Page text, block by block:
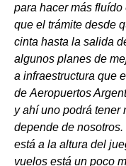
para hacer más
que el trámite desde
cinta hasta la salida
algunos planes de
a infraestructura que
de Aeropuertos
y ahí uno podrá tener
depende de
está a la altura del
vuelos está un poco